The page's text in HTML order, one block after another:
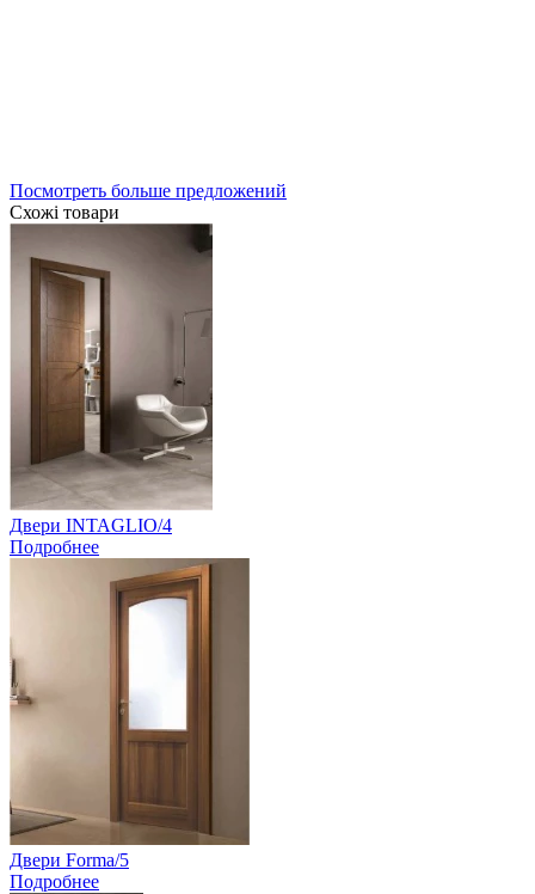
Посмотреть больше предложений
Схожі товари
Двери INTAGLIO/4
Подробнее
Двери Forma/5
Подробнее